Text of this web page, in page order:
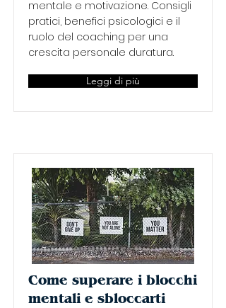
mentale e motivazione. Consigli
pratici, benefici psicologici e il
ruolo del coaching per una
crescita personale duratura.
Leggi di più
Come superare i blocchi
mentali e sbloccarti